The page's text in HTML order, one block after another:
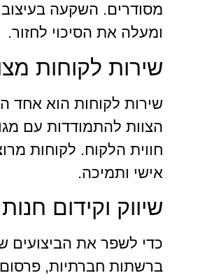
מסודרים. השקעה
ומעלה את הסיכוי לחזור.
שירות לקוחות
שירות לקוחות הוא אחד
הצוות להתמודדות עם
חווית הלקוח. לקוחות
אישי ותמיכה.
שיווק וקידום
כדי לשפר את הביצועים
ברשתות חברתיות, פרסום